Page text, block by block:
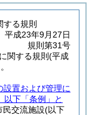
る規則
平成23年9月27日
規則第31号
関する規則(平成
置および管理に
下「条例」と
民交流施設(以下